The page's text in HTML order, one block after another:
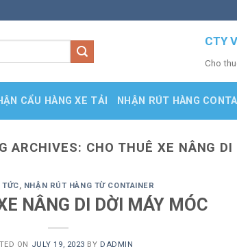
CTY
Cho
CẨU HÀNG XE TẢI NHẬN RÚT HÀNG
ARCHIVES: CHO THUÊ XE NÂNG
TỨC, NHẬN RÚT HÀNG TỪ CONTAINER
NÂNG DI DỜI MÁY MÓC
ON JULY 19, 2023 BY DADMIN